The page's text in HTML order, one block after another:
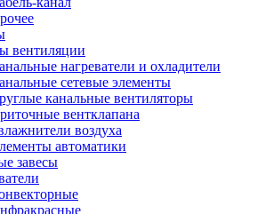
вентиляции
нагреватели и охладители
сетевые элементы
канальные вентиляторы
вентклапана
воздуха
автоматики
завесы